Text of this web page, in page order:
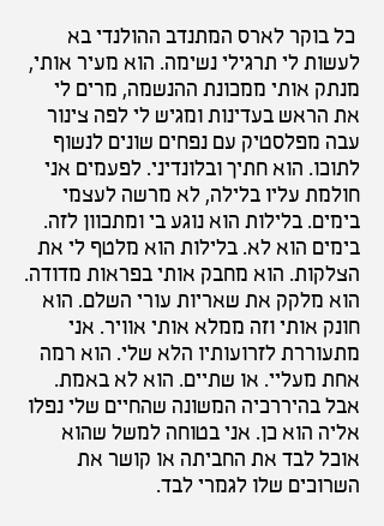
כל בוקר לארס המתנדב ההולנדי בא
לעשות לי תרגילי נשימה. הוא מעיר אותי,
מנתק אותי ממכונת ההנשמה, מרים לי
את הראש בעדינות ומגיש לי לפה צינור
עבה מפלסטיק עם נפחים שונים לנשוף
לתוכו. הוא חתיך ובלונדיני. לפעמים אני
חולמת עליו בלילה, לא מרשה לעצמי
בימים. בלילות הוא נוגע בי ומתכוון לזה.
בימים הוא לא. בלילות הוא מלטף לי את
הצלקות. הוא מחבק אותי בפראות מדודה.
הוא מלקק את שאריות עורי השלם. הוא
חונק אותי וזה ממלא אותי אוויר. אני
מתעוררת לזרועותיו הלא שלי. הוא רמה
אחת מעליי. או שתיים. הוא לא באמת.
אבל בהיררכיה המשונה שהחיים שלי נפלו
אליה הוא כן. אני בטוחה למשל שהוא
אוכל לבד את החביתה או קושר את
השרוכים שלו לגמרי לבד.